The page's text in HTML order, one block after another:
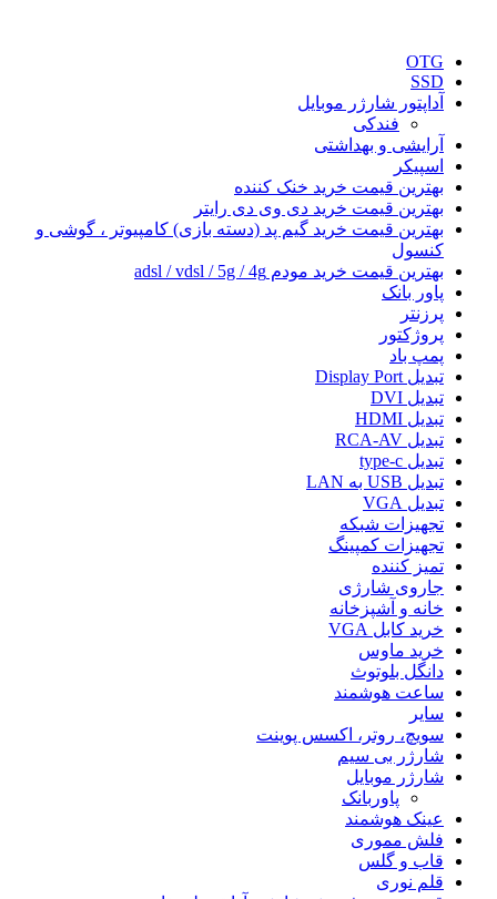
OTG
SSD
آداپتور شارژر موبایل
فندکی
آرایشی و بهداشتی
اسپیکر
بهترین قیمت خرید خنک کننده
بهترین قیمت خرید دی وی دی رایتر
بهترین قیمت خرید گیم پد (دسته بازی) کامپیوتر ، گوشی و
کنسول
بهترین قیمت خرید مودم adsl / vdsl / 5g / 4g
پاور بانک
پرزنتر
پروژکتور
پمپ باد
تبدیل Display Port
تبدیل DVI
تبدیل HDMI
تبدیل RCA-AV
تبدیل type-c
تبدیل USB به LAN
تبدیل VGA
تجهیزات شبکه
تجهیزات کمپینگ
تمیز کننده
جاروی شارژی
خانه و آشپزخانه
خرید کابل VGA
خرید ماوس
دانگل بلوتوث
ساعت هوشمند
سایر
سویچ، روتر، اکسس پوینت
شارژر بی سیم
شارژر موبایل
پاوربانک
عینک هوشمند
فلش مموری
قاب و گلس
قلم نوری